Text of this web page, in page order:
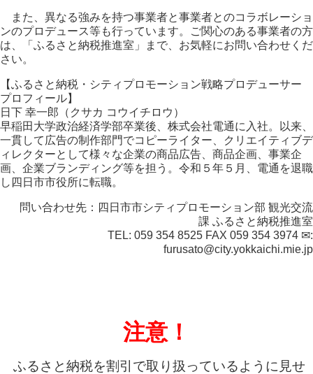
また、異なる強みを持つ事業者と事業者とのコラボレーショ
ンのプロデュース等も行っています。ご関心のある事業者の方
は、「ふるさと納税推進室」まで、お気軽にお問い合わせくだ
さい。
【ふるさと納税・シティプロモーション戦略プロデューサー
プロフィール】
日下 幸一郎（クサカ コウイチロウ）
早稲田大学政治経済学部卒業後、株式会社電通に入社。以来、
一貫して広告の制作部門でコピーライター、クリエイティブデ
ィレクターとして様々な企業の商品広告、商品企画、事業企
画、企業ブランディング等を担う。令和５年５月、電通を退職
し四日市市役所に転職。
問い合わせ先：四日市市シティプロモーション部 観光交流
課 ふるさと納税推進室
TEL: 059 354 8525 FAX 059 354 3974 ✉:
furusato@city.yokkaichi.mie.jp
注意！
ふるさと納税を割引で取り扱っているように見せ